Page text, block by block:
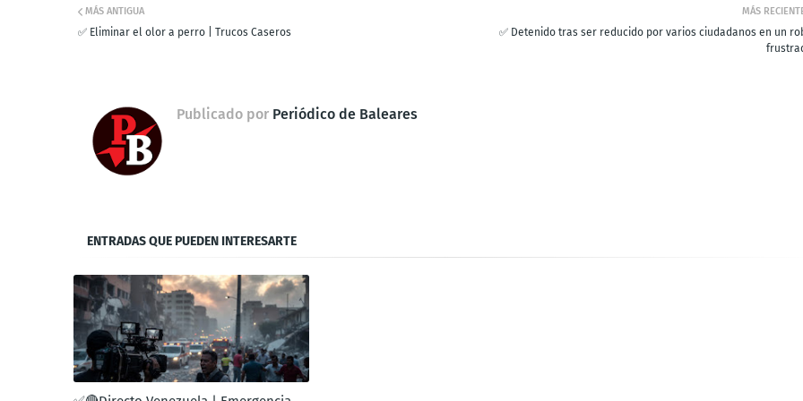
MÁS
✅ Detenido tras ser reducido por varios ciudadanos en un
MÁS ANTIGUA
✅ Eliminar el olor a perro | Trucos Caseros
Publicado por Periódico de Baleares
ENTRADAS QUE PUEDEN INTERESARTE